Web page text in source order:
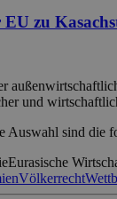
EU zu
und
Auswahl sind die
Eurasische
Völkerrecht